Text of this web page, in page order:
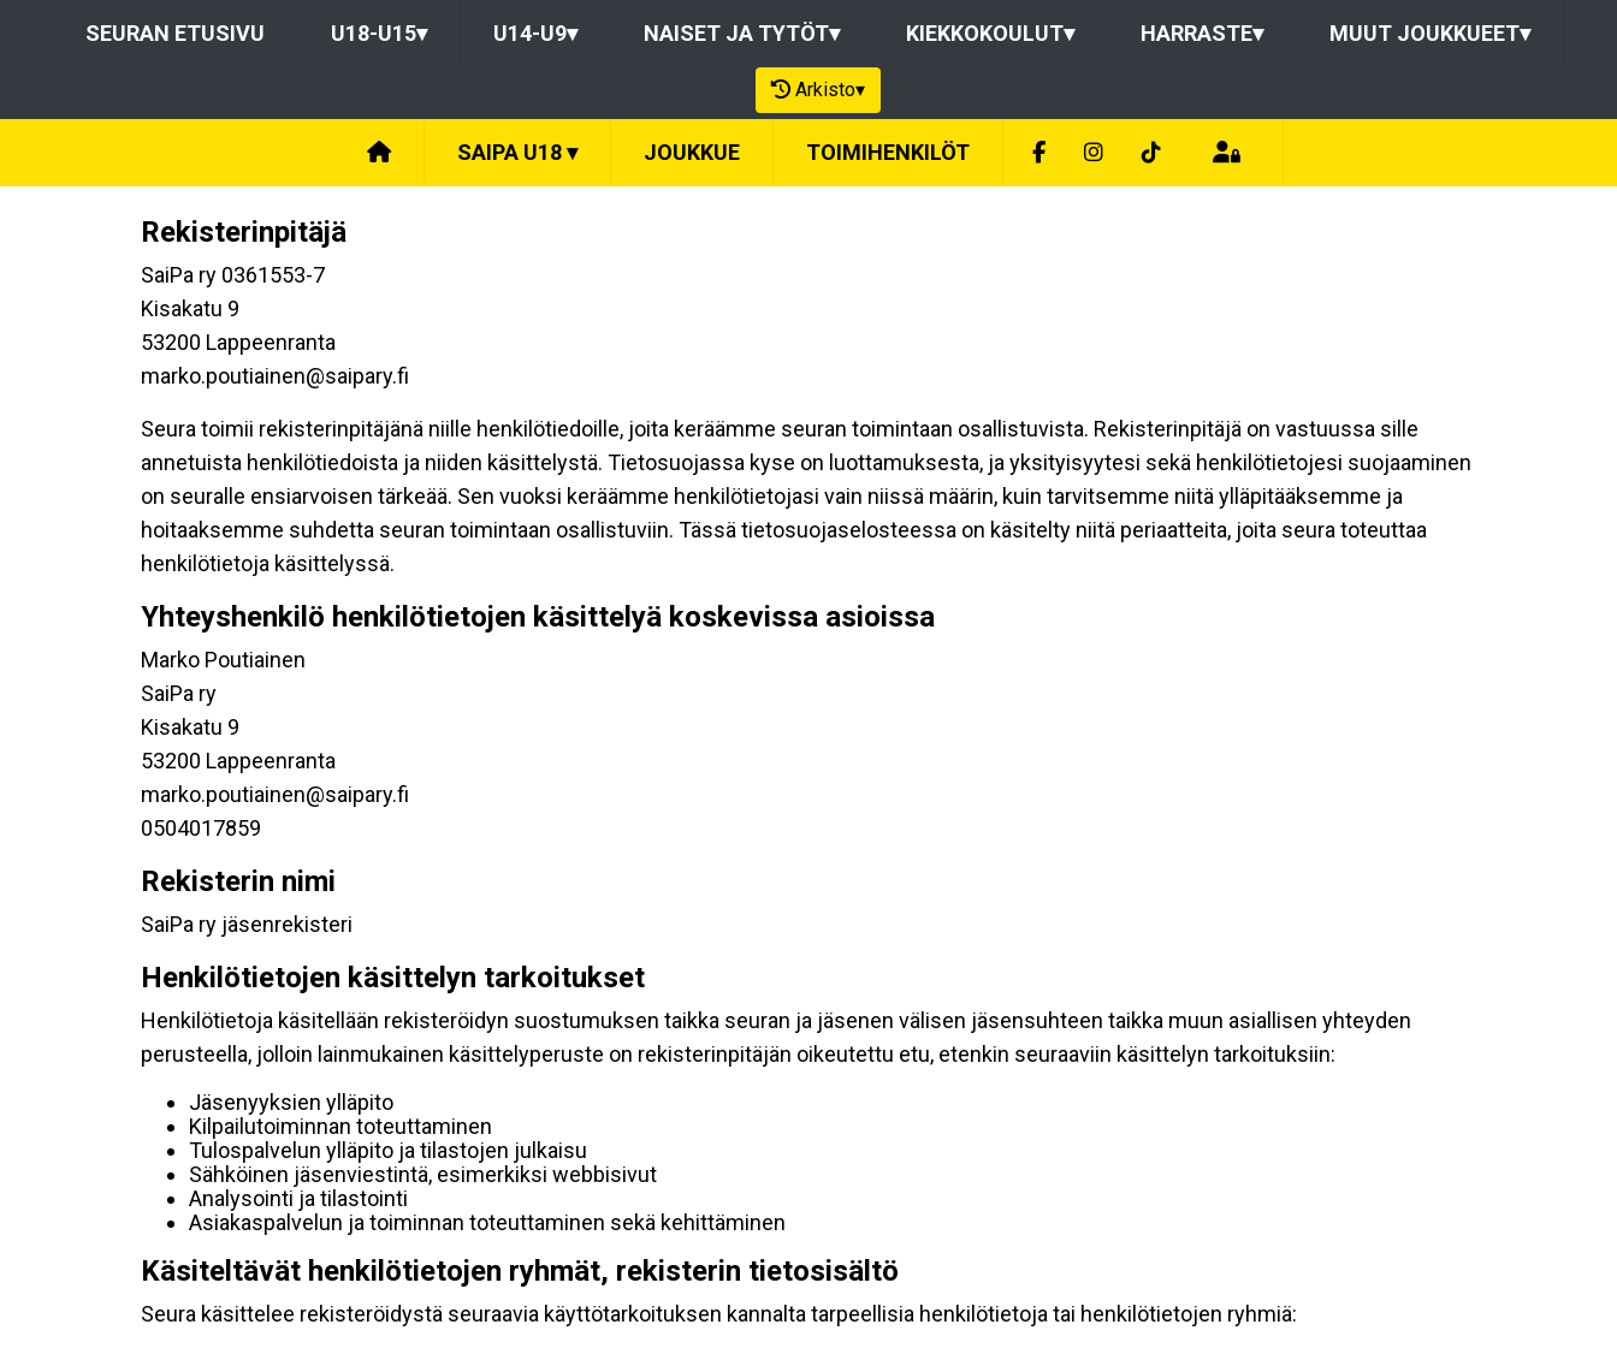
SEURAN ETUSIVU U18-U15▾ U14-U9▾ NAISET JA TYTÖT▾ KIEKKOKOULUT▾ HARRASTE▾ MUUT JOUKKUEET▾
Arkisto▾
SAIPA U18▾ JOUKKUE TOIMIHENKILÖT
Rekisterinpitäjä
SaiPa ry 0361553-7
Kisakatu 9
53200 Lappeenranta
marko.poutiainen@saipary.fi
Seura toimii rekisterinpitäjänä niille henkilötiedoille, joita keräämme seuran toimintaan osallistuvista. Rekisterinpitäjä on vastuussa sille
annetuista henkilötiedoista ja niiden käsittelystä. Tietosuojassa kyse on luottamuksesta, ja yksityisyytesi sekä henkilötietojesi suojaaminen
on seuralle ensiarvoisen tärkeää. Sen vuoksi keräämme henkilötietojasi vain niissä määrin, kuin tarvitsemme niitä ylläpitääksemme ja
hoitaaksemme suhdetta seuran toimintaan osallistuviin. Tässä tietosuojaselosteessa on käsitelty niitä periaatteita, joita seura toteuttaa
henkilötietoja käsittelyssä.
Yhteyshenkilö henkilötietojen käsittelyä koskevissa asioissa
Marko Poutiainen
SaiPa ry
Kisakatu 9
53200 Lappeenranta
marko.poutiainen@saipary.fi
0504017859
Rekisterin nimi
SaiPa ry jäsenrekisteri
Henkilötietojen käsittelyn tarkoitukset
Henkilötietoja käsitellään rekisteröidyn suostumuksen taikka seuran ja jäsenen välisen jäsensuhteen taikka muun asiallisen yhteyden
perusteella, jolloin lainmukainen käsittelyperuste on rekisterinpitäjän oikeutettu etu, etenkin seuraaviin käsittelyn tarkoituksiin:
Jäsenyyksien ylläpito
Kilpailutoiminnan toteuttaminen
Tulospalvelun ylläpito ja tilastojen julkaisu
Sähköinen jäsenviestintä, esimerkiksi webbisivut
Analysointi ja tilastointi
Asiakaspalvelun ja toiminnan toteuttaminen sekä kehittäminen
Käsiteltävät henkilötietojen ryhmät, rekisterin tietosisältö
Seura käsittelee rekisteröidystä seuraavia käyttötarkoituksen kannalta tarpeellisia henkilötietoja tai henkilötietojen ryhmiä: